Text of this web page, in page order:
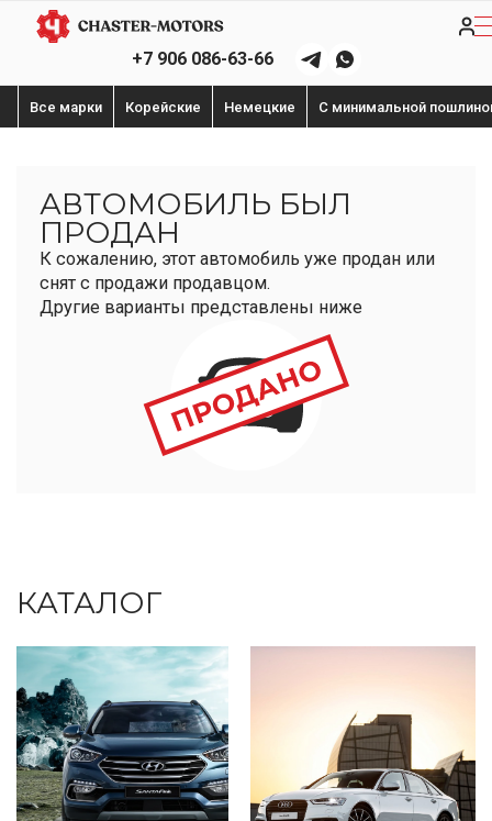
+7 906 086-63-66
Все марки Корейские Немецкие С минимальной
АВТОМОБИЛЬ БЫЛ
ПРОДАН
К сожалению, этот автомобиль уже продан или
снят с продажи продавцом.
Другие варианты представлены ниже
КАТАЛОГ